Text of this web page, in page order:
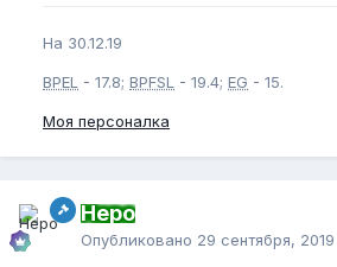
На 30.12.19
BPEL - 17.8; BPFSL - 19.4; EG - 15.
Моя персоналка
Неро
Опубликовано 29 сентября, 2019